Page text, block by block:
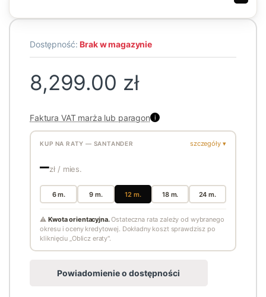
Dostępność:Brak w magazynie
8,299.00 zł
Faktura VAT marża lub paragon i
KUP NA RATY — SANTANDER szczegóły ▾
—zł / mies.
6 m. 9 m. 12 m. 18 m. 24 m.
⚠Kwota orientacyjna.Ostateczna rata zależy od wybranego
okresu i oceny kredytowej. Dokładny koszt sprawdzisz po
kliknięciu „Oblicz eraty".
Powiadomienie o dostępności